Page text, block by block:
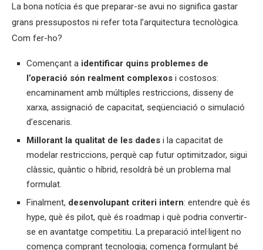
La bona notícia és que preparar-se avui no significa gastar
grans pressupostos ni refer tota l’arquitectura tecnològica.
Com fer-ho?
Començant a identificar quins problemes de
l’operació són realment complexos i costosos:
encaminament amb múltiples restriccions, disseny de
xarxa, assignació de capacitat, seqüenciació o simulació
d’escenaris.
Millorant la qualitat de les dades i la capacitat de
modelar restriccions, perquè cap futur optimitzador, sigui
clàssic, quàntic o híbrid, resoldrà bé un problema mal
formulat.
Finalment, desenvolupant criteri intern: entendre què és
hype, què és pilot, què és roadmap i què podria convertir-
se en avantatge competitiu. La preparació intel·ligent no
comença comprant tecnologia; comença formulant bé